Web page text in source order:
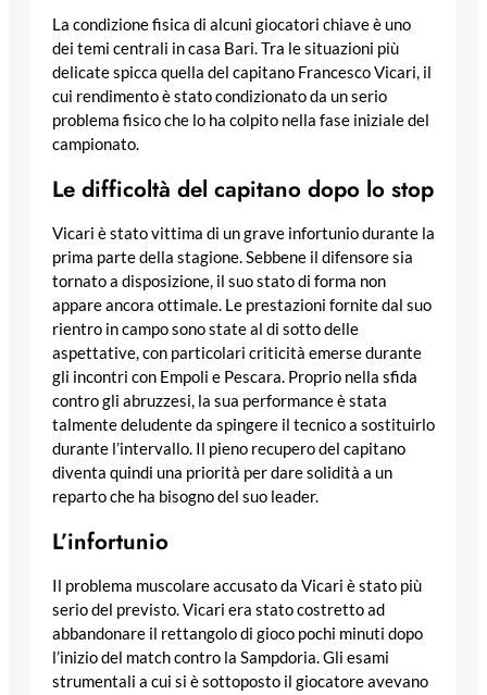
La condizione fisica di alcuni giocatori chiave è uno
dei temi centrali in casa Bari. Tra le situazioni più
delicate spicca quella del capitano Francesco Vicari, il
cui rendimento è stato condizionato da un serio
problema fisico che lo ha colpito nella fase iniziale del
campionato.
Le difficoltà del capitano dopo lo stop
Vicari è stato vittima di un grave infortunio durante la
prima parte della stagione. Sebbene il difensore sia
tornato a disposizione, il suo stato di forma non
appare ancora ottimale. Le prestazioni fornite dal suo
rientro in campo sono state al di sotto delle
aspettative, con particolari criticità emerse durante
gli incontri con Empoli e Pescara. Proprio nella sfida
contro gli abruzzesi, la sua performance è stata
talmente deludente da spingere il tecnico a sostituirlo
durante l’intervallo. Il pieno recupero del capitano
diventa quindi una priorità per dare solidità a un
reparto che ha bisogno del suo leader.
L’infortunio
Il problema muscolare accusato da Vicari è stato più
serio del previsto. Vicari era stato costretto ad
abbandonare il rettangolo di gioco pochi minuti dopo
l’inizio del match contro la Sampdoria. Gli esami
strumentali a cui si è sottoposto il giocatore avevano